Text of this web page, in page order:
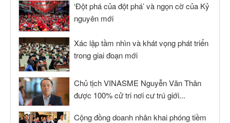
‘Đột phá của đột phá’ và ngọn cờ của Kỷ
nguyên mới
Xác lập tầm nhìn và khát vọng phát triển
trong giai đoạn mới
Chủ tịch VINASME Nguyễn Văn Thân
được 100% cử tri nơi cư trú giới...
Cộng đồng doanh nhân khai phóng tiềm